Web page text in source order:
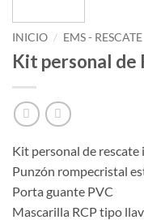
INICIO / EMS - RESCATE
Kit personal de
Kit personal de rescate
Punzón rompecristal
Porta guante PVC
Mascarilla RCP tipo